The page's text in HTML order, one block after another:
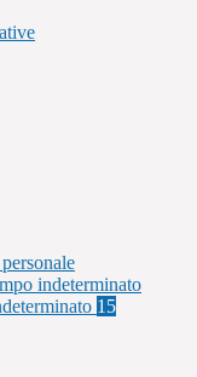
indeterminato
15